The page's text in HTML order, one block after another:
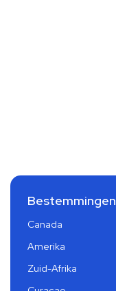
Bestemmingen
Canada
Amerika
Zuid-Afrika